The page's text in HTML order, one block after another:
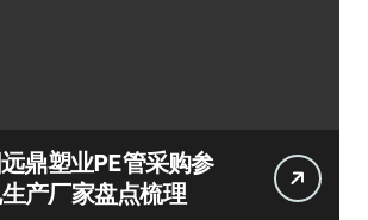
鼎塑业PE管采购参
产厂家盘点梳理